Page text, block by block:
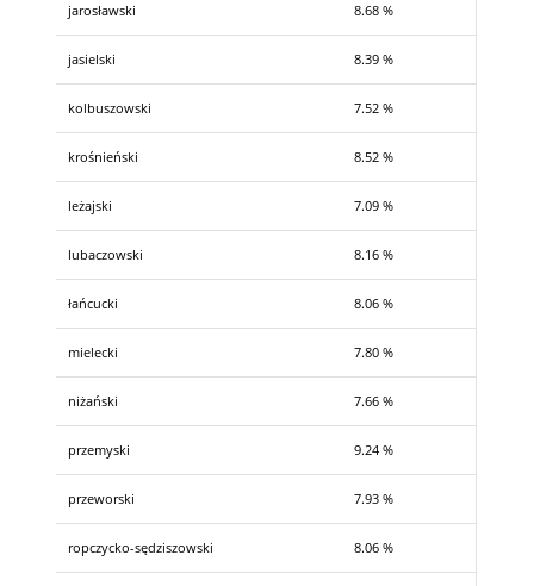
jarosławski 8.68 %
jasielski 8.39 %
kolbuszowski 7.52 %
krośnieński 8.52 %
leżajski 7.09 %
lubaczowski 8.16 %
łańcucki 8.06 %
mielecki 7.80 %
niżański 7.66 %
przemyski 9.24 %
przeworski 7.93 %
ropczycko-sędziszowski 8.06 %